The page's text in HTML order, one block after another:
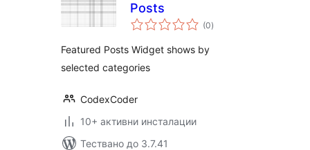
Posts
(0общо
оценки
)
Featured Posts Widget shows by
selected categories
CodexCoder
10+ активни инсталации
Тествано до 3.7.41